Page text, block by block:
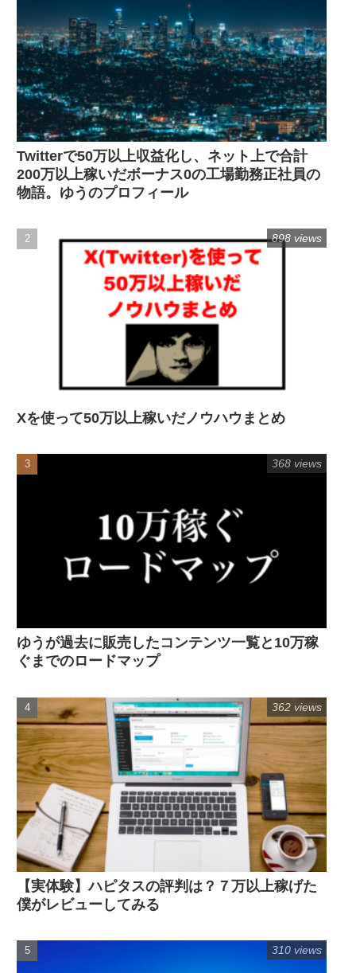
Twitterで50万以上収益化し、ネット上で合計
200万以上稼いだボーナス0の工場勤務正社員の
物語。ゆうのプロフィール
Xを使って50万以上稼いだノウハウまとめ
898 views
ゆうが過去に販売したコンテンツ一覧と10万稼
ぐまでのロードマップ
368 views
【実体験】ハピタスの評判は？７万以上稼げた
僕がレビューしてみる
362 views
310 views